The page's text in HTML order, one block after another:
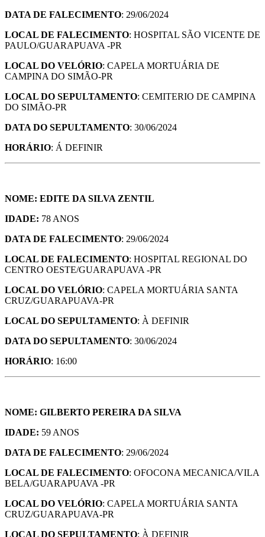
DATA DE FALECIMENTO: 29/06/2024
LOCAL DE FALECIMENTO: HOSPITAL SÃO VICENTE DE
PAULO/GUARAPUAVA -PR
LOCAL DO VELÓRIO: CAPELA MORTUÁRIA DE
CAMPINA DO SIMÃO-PR
LOCAL DO SEPULTAMENTO: CEMITERIO DE CAMPINA
DO SIMÃO-PR
DATA DO SEPULTAMENTO: 30/06/2024
HORÁRIO: Á DEFINIR
NOME: EDITE DA SILVA ZENTIL
IDADE: 78 ANOS
DATA DE FALECIMENTO: 29/06/2024
LOCAL DE FALECIMENTO: HOSPITAL REGIONAL DO
CENTRO OESTE/GUARAPUAVA -PR
LOCAL DO VELÓRIO: CAPELA MORTUÁRIA SANTA
CRUZ/GUARAPUAVA-PR
LOCAL DO SEPULTAMENTO: À DEFINIR
DATA DO SEPULTAMENTO: 30/06/2024
HORÁRIO: 16:00
NOME: GILBERTO PEREIRA DA SILVA
IDADE: 59 ANOS
DATA DE FALECIMENTO: 29/06/2024
LOCAL DE FALECIMENTO: OFOCONA MECANICA/VILA
BELA/GUARAPUAVA -PR
LOCAL DO VELÓRIO: CAPELA MORTUÁRIA SANTA
CRUZ/GUARAPUAVA-PR
LOCAL DO SEPULTAMENTO: À DEFINIR